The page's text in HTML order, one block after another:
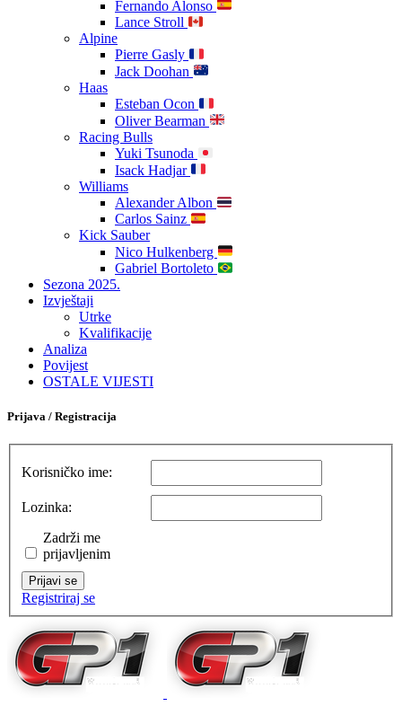
Fernando Alonso
Lance Stroll
Alpine
Pierre Gasly
Jack Doohan
Haas
Esteban Ocon
Oliver Bearman
Racing Bulls
Yuki Tsunoda
Isack Hadjar
Williams
Alexander Albon
Carlos Sainz
Kick Sauber
Nico Hulkenberg
Gabriel Bortoleto
Sezona 2025.
Izvještaji
Utrke
Kvalifikacije
Analiza
Povijest
OSTALE VIJESTI
Prijava / Registracija
Korisničko ime:
Lozinka:
Zadrži me
prijavljenim
Prijavi se
Registriraj se